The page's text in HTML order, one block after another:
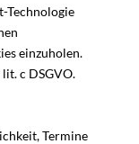
Technologie
einzuholen.
c DSGVO.
Termine